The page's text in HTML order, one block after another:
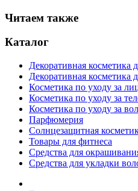
Читаем также
Каталог
Декоративная косметика
Декоративная косметика
Косметика по уходу за
Косметика по уходу за
Косметика по уходу за
Парфюмерия
Солнцезащитная
Товары для фитнеса
Средства для
Средства для укладки